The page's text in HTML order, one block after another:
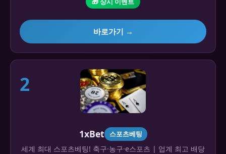
바로가기 →
2
1xBet 스포츠베팅
세계 최대 스포츠베팅! 축구·농구·e스포츠 | 업계 최고 배당